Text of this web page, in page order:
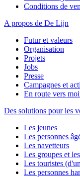
Conditions de
A propos de De Lijn
Futur et valeurs
Organisation
Projets
Jobs
Presse
Campagnes et
En route vers
Des solutions pour les
Les jeunes
Les personnes
Les navetteurs
Les groupes et
Les touristes
Les personnes